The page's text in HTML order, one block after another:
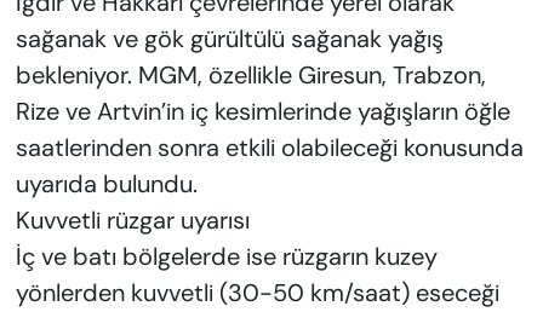
sağanak ve gök gürültülü sağanak yağış
bekleniyor. MGM, özellikle Giresun, Trabzon,
Rize ve Artvin’in iç kesimlerinde yağışların öğle
saatlerinden sonra etkili olabileceği konusunda
uyarıda bulundu.
Kuvvetli rüzgar uyarısı
İç ve batı bölgelerde ise rüzgarın kuzey
yönlerden kuvvetli (30-50 km/saat) eseceği